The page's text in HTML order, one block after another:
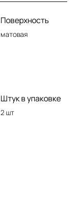
Поверхность
матовая
Штук в упаковке
2 шт